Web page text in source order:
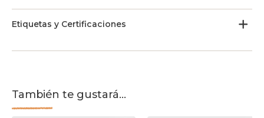
Etiquetas y Certificaciones
También te gustará...